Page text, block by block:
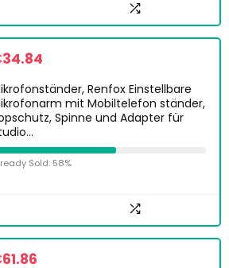
34.84
Renfox Einstellbare
mit Mobiltelefon ständer,
Spinne und Adapter für
Sold: 58%
61.86